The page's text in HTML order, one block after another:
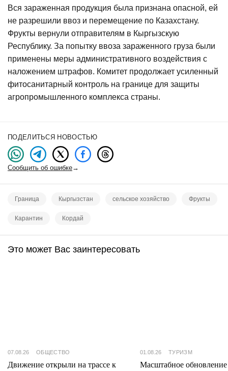
Вся зараженная продукция была признана опасной, ей
не разрешили ввоз и перемещение по Казахстану.
Фрукты вернули отправителям в Кыргызскую
Республику. За попытку ввоза зараженного груза были
применены меры административного воздействия с
наложением штрафов. Комитет продолжает усиленный
фитосанитарный контроль на границе для защиты
агропромышленного комплекса страны.
ПОДЕЛИТЬСЯ НОВОСТЬЮ
Сообщить об ошибке→
Граница Кыргызстан сельское хозяйство Фрукты
Карантин Кордай
Это может Вас заинтересовать
07.08.26 ОБЩЕСТВО
Движение открыли на трассе к
01.08.26 ТУРИЗМ
Масштабное